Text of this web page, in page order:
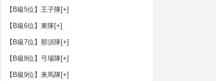
【B級5位】王子隊[+]
【B級6位】東隊[+]
【B級7位】那須隊[+]
【B級8位】弓場隊[+]
【B級9位】来馬隊[+]